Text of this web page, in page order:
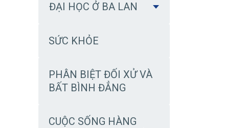
ĐẠI HỌC Ở BA LAN
SỨC KHỎE
PHÂN BIỆT ĐỐI XỬ VÀ
BẤT BÌNH ĐẲNG
CUỘC SỐNG HÀNG